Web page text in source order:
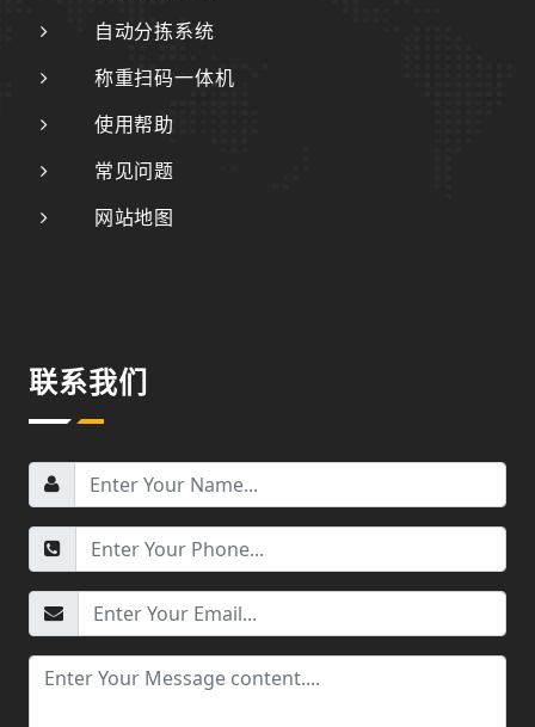
自动分拣系统
称重扫码一体机
使用帮助
常见问题
网站地图
联系我们